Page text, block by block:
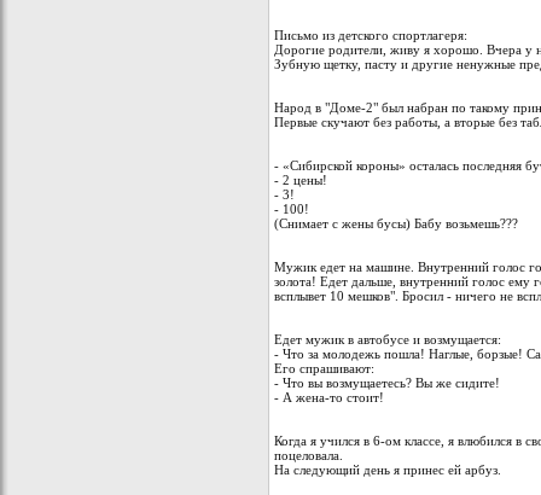
Письмо из детского спортлагеря:
Дорогие родители, живу я хорошо. Вчера у
Зубную щетку, пасту и другие ненужные
Народ в "Доме-2" был набран по такому
Первые скучают без работы, а вторые без
- «Сибирской короны» осталась последняя
- 2 цены!
- 3!
- 100!
(Снимает с жены бусы) Бабу возьмешь???
Мужик едет на машине. Внутренний голос
золота! Едет дальше, внутренний голос
всплывет 10 мешков". Бросил - ничего не
Едет мужик в автобусе и возмущается:
- Что за молодежь пошла! Наглые, борзые!
Его спрашивают:
- Что вы возмущаетесь? Вы же сидите!
- А жена-то стоит!
Когда я учился в 6-ом классе, я влюбился в
поцеловала.
На следующий день я принес ей арбуз.